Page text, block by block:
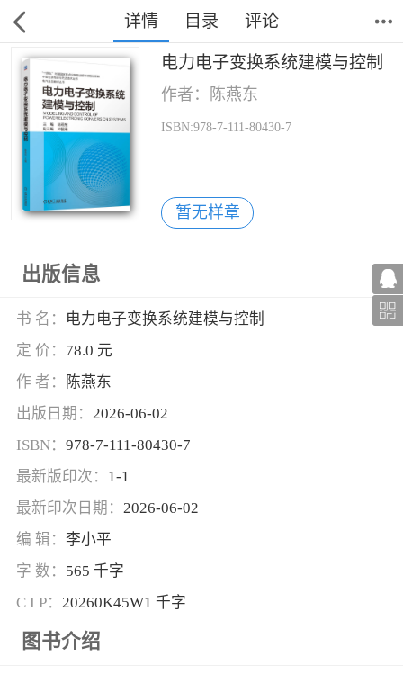
详情 目录 评论
电力电子变换系统建模与控制
作者：陈燕东
ISBN:978-7-111-80430-7
暂无样章
出版信息
书 名：
电力电子变换系统建模与控制
定 价： 78.0 元
作 者：
陈燕东
出版日期： 2026-06-02
ISBN： 978-7-111-80430-7
最新版印次： 1-1
最新印次日期： 2026-06-02
编 辑： 李小平
字 数： 565 千字
C I P： 20260K45W1 千字
图书介绍